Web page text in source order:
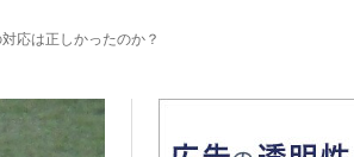
応は正しかったのか？